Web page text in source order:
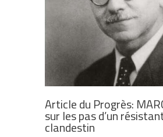
Article du Progrès:
sur les pas d’un
clandestin